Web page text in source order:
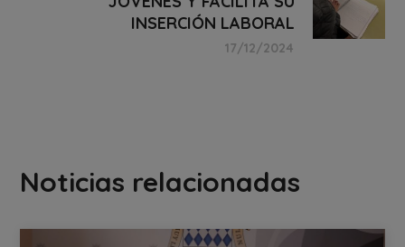
INSERCIÓN LABORAL
17/12/2024
Noticias relacionadas